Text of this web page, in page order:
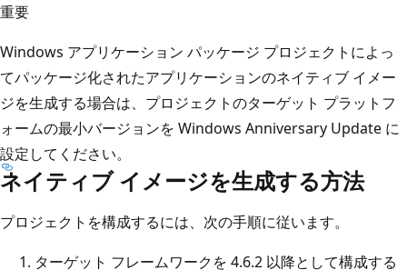
重要
Windows アプリケーション パッケージ プロジェクトによっ
てパッケージ化されたアプリケーションのネイティブ イメー
ジを生成する場合は、プロジェクトのターゲット プラットフ
ォームの最小バージョンを Windows Anniversary Update に
設定してください。
ネイティブ イメージを生成する方法
プロジェクトを構成するには、次の手順に従います。
ターゲット フレームワークを 4.6.2 以降として構成する